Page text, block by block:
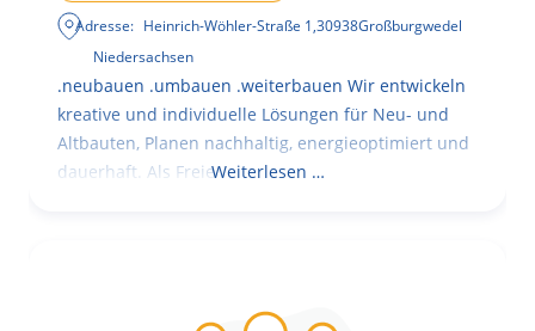
Adresse: Heinrich-Wöhler-Straße 1,30938Großburgwedel
Niedersachsen
.neubauen .umbauen .weiterbauen Wir entwickeln
kreative und individuelle Lösungen für Neu- und
Altbauten, Planen nachhaltig, energieoptimiert und
dauerhaft. Als FreieWeiterlesen …